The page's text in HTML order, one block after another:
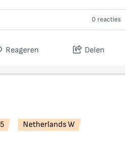
0 reacties
Reageren Delen
Netherlands W